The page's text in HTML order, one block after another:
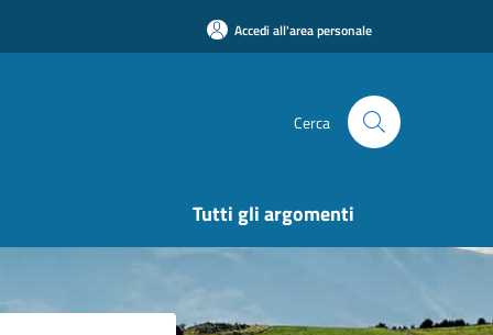
Accedi all'area personale
Cerca
Tutti gli argomenti